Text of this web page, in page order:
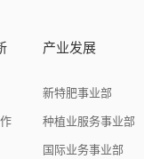
产业发展
新特肥事业部
种植业服务事业部
国际业务事业部